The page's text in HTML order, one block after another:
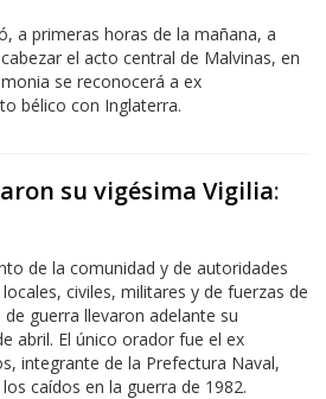
a primeras horas de la mañana, a
el acto central de Malvinas, en
se reconocerá a ex
bélico con Inglaterra.
su vigésima Vigilia:
de la comunidad y de autoridades
civiles, militares y de fuerzas de
guerra llevaron adelante su
abril. El único orador fue el ex
integrante de la Prefectura Naval,
caídos en la guerra de 1982.